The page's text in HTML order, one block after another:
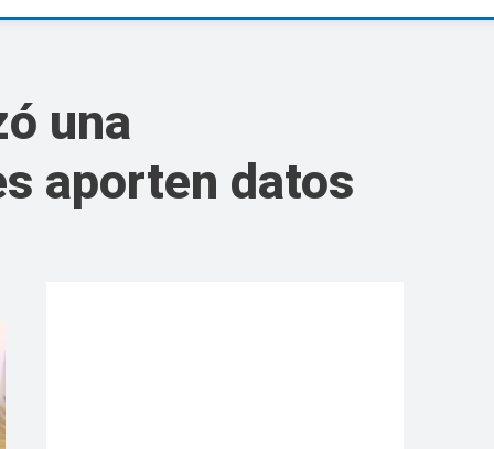
una
aporten datos